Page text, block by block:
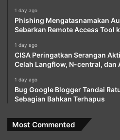
1 day ago
Phishing Mengatasnamakan
Sebarkan Remote Access Tool
1 day ago
CISA Peringatkan Serangan
Celah Langflow, N-central, dan
1 day ago
Bug Google Blogger Tandai
Sebagian Bahkan Terhapus
Most Commented